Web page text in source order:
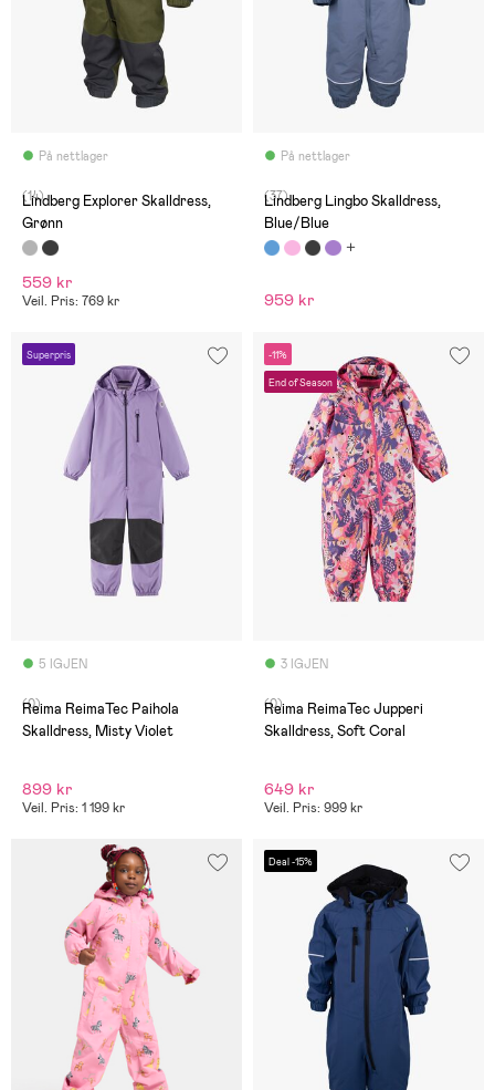
På nettlager
(14)
Lindberg Explorer Skalldress,
Grønn
559 kr
Veil. Pris: 769 kr
På nettlager
(37)
Lindberg Lingbo Skalldress,
Blue/Blue
959 kr
Superpris
5 IGJEN
(0)
Reima ReimaTec Paihola
Skalldress, Misty Violet
899 kr
Veil. Pris: 1 199 kr
-11%
End of Season
3 IGJEN
(0)
Reima ReimaTec Jupperi
Skalldress, Soft Coral
649 kr
Veil. Pris: 999 kr
Deal -15%